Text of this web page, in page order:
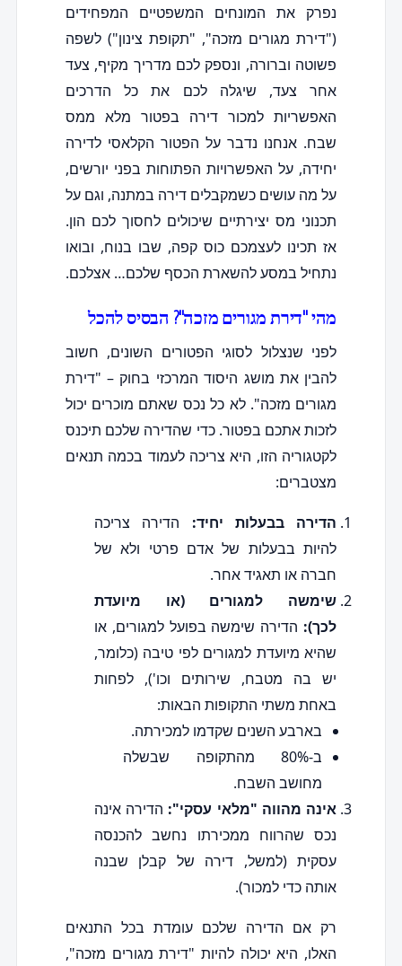
נפרק את המונחים המשפטיים המפחידים
("דירת מגורים מזכה", "תקופת צינון") לשפה
פשוטה וברורה, ונספק לכם מדריך מקיף, צעד
אחר צעד, שיגלה לכם את כל הדרכים
האפשריות למכור דירה בפטור מלא ממס
שבח. אנחנו נדבר על הפטור הקלאסי לדירה
יחידה, על האפשרויות הפתוחות בפני יורשים,
על מה עושים כשמקבלים דירה במתנה, וגם על
תכנוני מס יצירתיים שיכולים לחסוך לכם הון.
אז תכינו לעצמכם כוס קפה, שבו בנוח, ובואו
נתחיל במסע להשארת הכסף שלכם… אצלכם.
מהי "דירת מגורים מזכה"? הבסיס להכל
לפני שנצלול לסוגי הפטורים השונים, חשוב
להבין את מושג היסוד המרכזי בחוק – "דירת
מגורים מזכה". לא כל נכס שאתם מוכרים יכול
לזכות אתכם בפטור. כדי שהדירה שלכם תיכנס
לקטגוריה הזו, היא צריכה לעמוד בכמה תנאים
מצטברים:
הדירה בבעלות יחיד: הדירה צריכה
להיות בבעלות של אדם פרטי ולא של
חברה או תאגיד אחר.
שימשה למגורים (או מיועדת
לכך): הדירה שימשה בפועל למגורים, או
שהיא מיועדת למגורים לפי טיבה (כלומר,
יש בה מטבח, שירותים וכו'), לפחות
באחת משתי התקופות הבאות:
בארבע השנים שקדמו למכירתה.
ב-80% מהתקופה שבשלה
מחושב השבח.
אינה מהווה "מלאי עסקי": הדירה אינה
נכס שהרווח ממכירתו נחשב להכנסה
עסקית (למשל, דירה של קבלן שבנה
אותה כדי למכור).
רק אם הדירה שלכם עומדת בכל התנאים
האלו, היא יכולה להיות "דירת מגורים מזכה",